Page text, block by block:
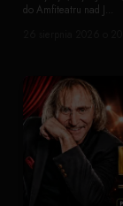
do Amfiteatru nad J...